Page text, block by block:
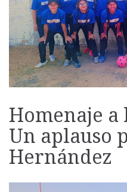
Homenaje
Un aplauso
Hernández